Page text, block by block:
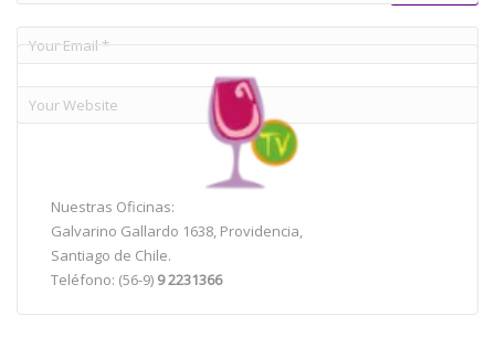
Nuestras Oficinas:
Galvarino Gallardo 1638, Providencia,
Santiago de Chile.
Teléfono: (56-9) 9 2231366